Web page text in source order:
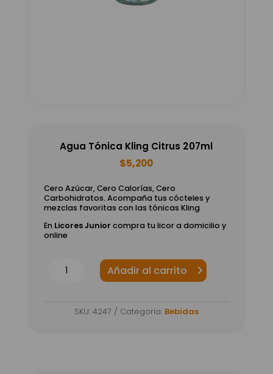
Agua Tónica Kling Citrus 207ml
$5,200
Cero Azúcar, Cero Calorías, Cero
Carbohidratos. Acompaña tus cócteles y
mezclas favoritas con las tónicas Kling
En Licores Junior compra tu licor a domicilio y
online
Agua
Añadir al carrito
SKU: 4247 Categoría: Bebidas